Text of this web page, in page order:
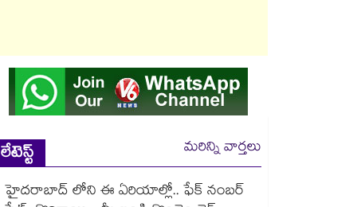
లేటెస్ట్
మరిన్ని వార్తలు
హైదరాబాద్ లోని ఈ ఏరియాల్లో.. ఫేక్ నంబర్